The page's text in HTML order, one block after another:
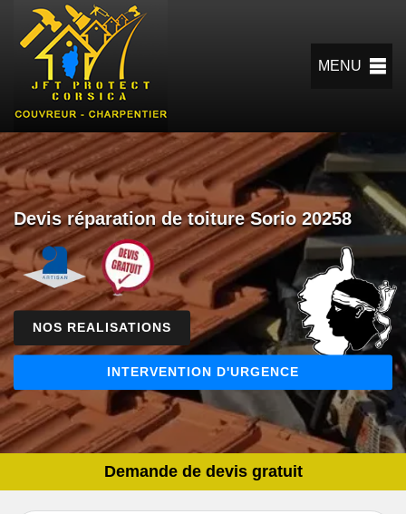
MENU
Devis réparation de toiture Sorio 20258
NOS REALISATIONS
INTERVENTION D'URGENCE
Demande de devis gratuit